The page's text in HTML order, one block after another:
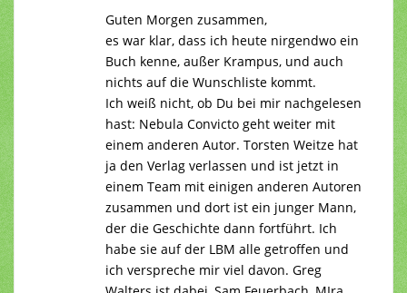
Guten Morgen zusammen,
es war klar, dass ich heute nirgendwo ein
Buch kenne, außer Krampus, und auch
nichts auf die Wunschliste kommt.
Ich weiß nicht, ob Du bei mir nachgelesen
hast: Nebula Convicto geht weiter mit
einem anderen Autor. Torsten Weitze hat
ja den Verlag verlassen und ist jetzt in
einem Team mit einigen anderen Autoren
zusammen und dort ist ein junger Mann,
der die Geschichte dann fortführt. Ich
habe sie auf der LBM alle getroffen und
ich verspreche mir viel davon. Greg